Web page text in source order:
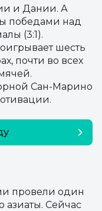
и Дании. А
победами над
(3:1).
шесть
почти во всех
Сан-Марино
провели один
азиаты. Сейчас